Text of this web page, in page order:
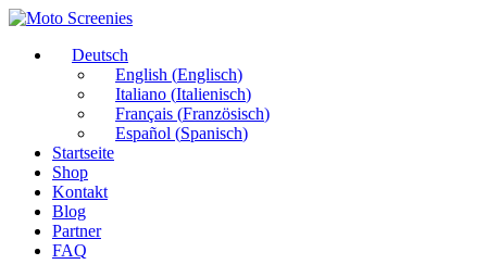
Deutsch
English (Englisch)
Italiano (Italienisch)
Français (Französisch)
Español (Spanisch)
Startseite
Shop
Kontakt
Blog
Partner
FAQ